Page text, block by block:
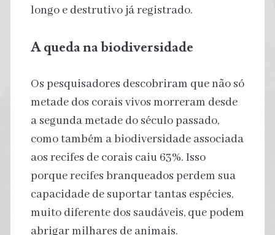
longo e destrutivo já registrado.
A queda na biodiversidade
Os pesquisadores descobriram que não só
metade dos corais vivos morreram desde
a segunda metade do século passado,
como também a biodiversidade associada
aos recifes de corais caiu 63%. Isso
porque recifes branqueados perdem sua
capacidade de suportar tantas espécies,
muito diferente dos saudáveis, que podem
abrigar milhares de animais.